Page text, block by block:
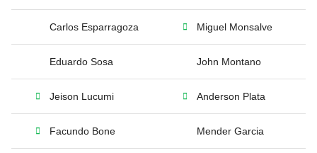
Carlos Esparragoza Miguel Monsalve
Eduardo Sosa John Montano
Jeison Lucumi Anderson Plata
Facundo Bone Mender Garcia